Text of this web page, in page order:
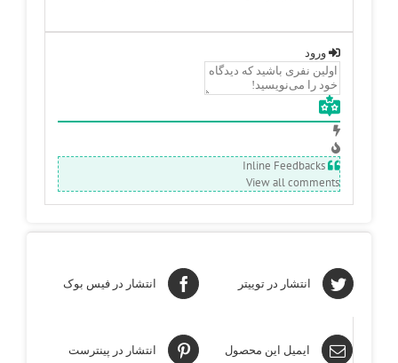
ورود
Inline Feedbacks
View all comments
انتشار در فیس بوک انتشار در توییتر
انتشار در پینترست ایمیل این محصول